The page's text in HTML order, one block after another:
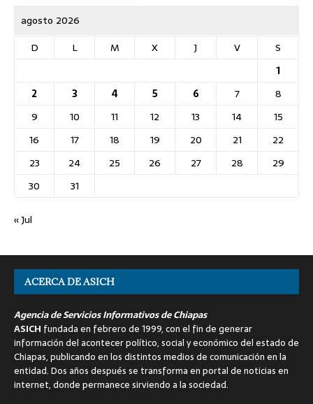
agosto 2026
D
L M X J V
S
1
2
3 4 5 6 7
8
9
10 11 12 13 14
15
16
17 18 19 20 21
22
23
24 25 26 27 28
29
30
31
« Jul
ACERCA DE ASICH
Agencia de Servicios Informativos de Chiapas
ASICH fundada en febrero de 1999, con el fin de generar
información del acontecer político, social y económico del estado de
Chiapas, publicando en los distintos medios de comunicación en la
entidad. Dos años después se transforma en portal de noticias en
internet, donde permanece sirviendo a la sociedad.